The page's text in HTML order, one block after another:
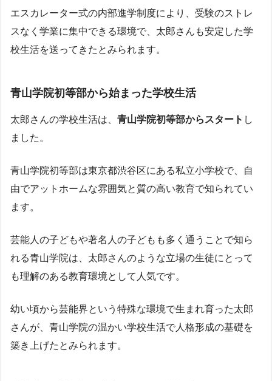
エスカレーター式の内部進学制度により、受験のストレ
スなく学業に集中できる環境で、太郎さんも安定した学
校生活を送ってきたとみられます。
青山学院初等部から始まった学校生活
太郎さんの学校生活は、 青山学院初等部からスタート し
ました。
青山学院初等部は東京都渋谷区にある私立小学校で、自
由でアットホームな雰囲気と質の高い教育で知られてい
ます。
芸能人の子どもや著名人の子どもも多く通うことで知ら
れる青山学院は、太郎さんのような立場の生徒にとって
も理解のある教育環境として人気です。
幼い頃から芸能界という特殊な環境で生まれ育った太郎
さんが、青山学院の温かい学校生活で人格形成の基礎を
築き上げたとみられます。